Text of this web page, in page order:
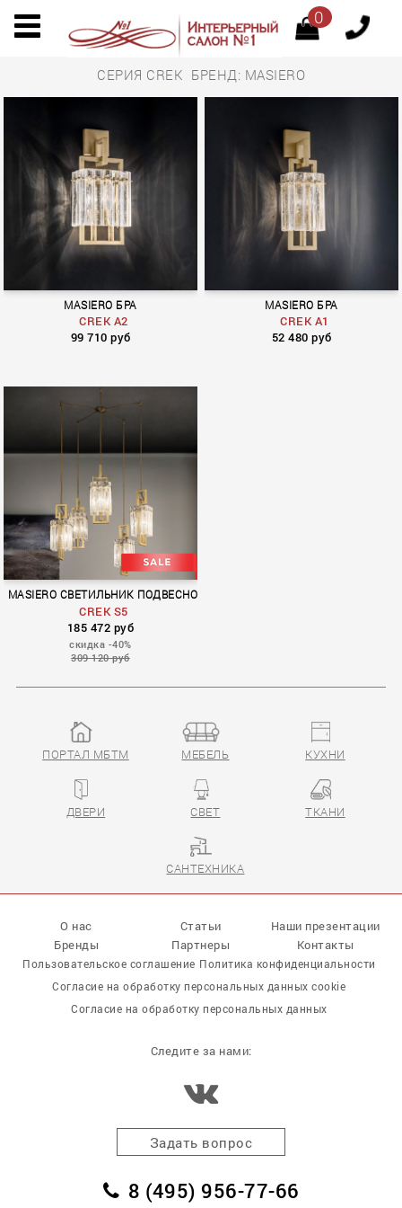
0
СЕРИЯ CREK БРЕНД: MASIERO
MASIERO БРА
CREK A2
99 710 руб
MASIERO БРА
CREK A1
52 480 руб
MASIERO СВЕТИЛЬНИК ПОДВЕСНОЙ
CREK S5
185 472 руб
скидка -40%
309 120 руб
ПОРТАЛ МБТМ МЕБЕЛЬ КУХНИ
ДВЕРИ СВЕТ ТКАНИ
САНТЕХНИКА
О нас Статьи
Наши презентации
Бренды
Партнеры Контакты
Пользовательское соглашение Политика конфиденциальности
Согласие на обработку персональных данных cookie
Согласие на обработку персональных данных
Следите за нами:
Задать вопрос
8 (495) 956-77-66